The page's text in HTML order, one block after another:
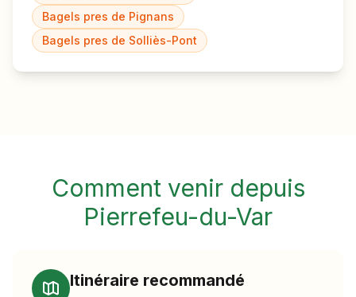
Bagels pres de Pignans
Bagels pres de Solliès-Pont
Comment venir depuis
Pierrefeu-du-Var
Itinéraire recommandé